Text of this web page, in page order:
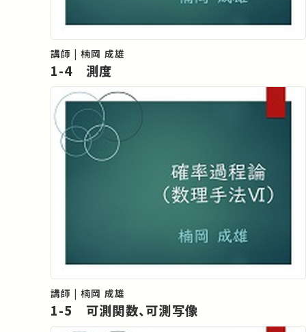
講師 | 楠岡 成雄
1-4 測度
講師 | 楠岡 成雄
1-5 可測関数、可測写像